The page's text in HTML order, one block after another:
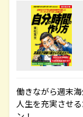
働きながら週末
人生を充実させ